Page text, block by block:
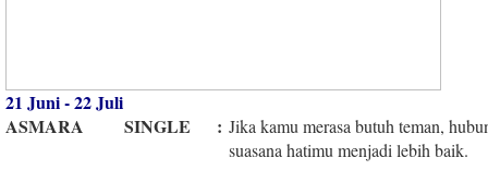
21 Juni - 22 Juli
ASMARA
SINGLE : Jika kamu merasa butuh teman,
suasana hatimu menjadi lebih baik.